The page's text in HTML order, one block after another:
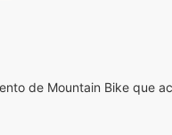
de Mountain Bike que